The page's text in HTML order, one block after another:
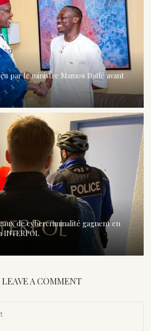
par le ministre Mamou Daffé avant
de cybercriminalité gagnent en
INTERPOL
LEAVE A COMMENT